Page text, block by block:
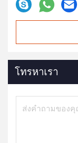
โทรหาเรา